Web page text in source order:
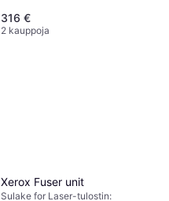
316 €
2 kauppoja
Xerox Fuser unit
Sulake for Laser-tulostin: